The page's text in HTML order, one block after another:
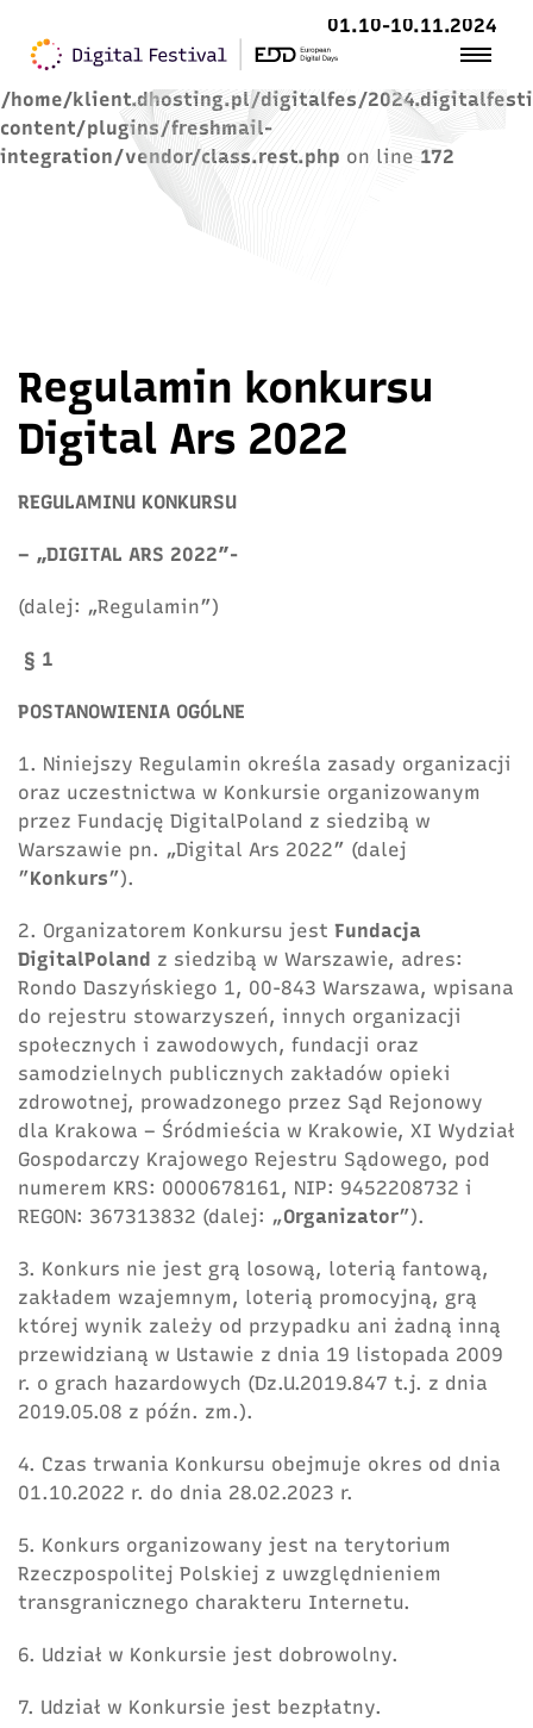
Warning : Trying to access array offset on value of
type null in
/home/klient.dhosting.pl/digitalfes/
content/plugins/freshmail-
integration/vendor/class.rest.php on line 172
01.10-10.11.2024
Regulamin konkursu
Digital Ars 2022
REGULAMINU KONKURSU
– „DIGITAL ARS 2022”-
(dalej: „Regulamin”)
§ 1
POSTANOWIENIA OGÓLNE
1. Niniejszy Regulamin określa zasady organizacji
oraz uczestnictwa w Konkursie organizowanym
przez Fundację DigitalPoland z siedzibą w
Warszawie pn. „Digital Ars 2022” (dalej
”Konkurs”).
2. Organizatorem Konkursu jest Fundacja
DigitalPoland z siedzibą w Warszawie, adres:
Rondo Daszyńskiego 1, 00-843 Warszawa, wpisana
do rejestru stowarzyszeń, innych organizacji
społecznych i zawodowych, fundacji oraz
samodzielnych publicznych zakładów opieki
zdrowotnej, prowadzonego przez Sąd Rejonowy
dla Krakowa – Śródmieścia w Krakowie, XI Wydział
Gospodarczy Krajowego Rejestru Sądowego, pod
numerem KRS: 0000678161, NIP: 9452208732 i
REGON: 367313832 (dalej: „Organizator”).
3. Konkurs nie jest grą losową, loterią fantową,
zakładem wzajemnym, loterią promocyjną, grą
której wynik zależy od przypadku ani żadną inną
przewidzianą w Ustawie z dnia 19 listopada 2009
r. o grach hazardowych (Dz.U.2019.847 t.j. z dnia
2019.05.08 z późn. zm.).
4. Czas trwania Konkursu obejmuje okres od dnia
01.10.2022 r. do dnia 28.02.2023 r.
5. Konkurs organizowany jest na terytorium
Rzeczpospolitej Polskiej z uwzględnieniem
transgranicznego charakteru Internetu.
6. Udział w Konkursie jest dobrowolny.
7. Udział w Konkursie jest bezpłatny.